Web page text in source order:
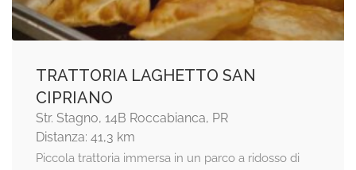
TRATTORIA LAGHETTO SAN
CIPRIANO
Str. Stagno, 14B Roccabianca, PR
Distanza: 41,3 km
Piccola trattoria immersa in un parco a ridosso di